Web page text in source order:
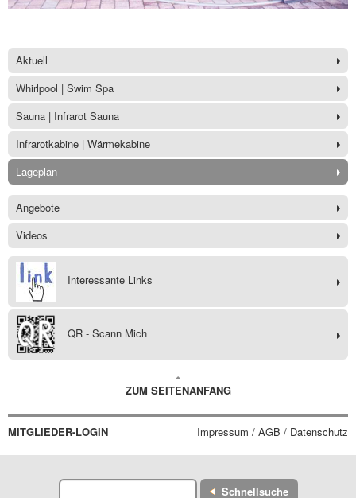
Aktuell
Whirlpool | Swim Spa
Sauna | Infrarot Sauna
Infrarotkabine | Wärmekabine
Lageplan
Angebote
Videos
Interessante Links
QR - Scann Mich
ZUM SEITENANFANG
MITGLIEDER-LOGIN Impressum / AGB / Datenschutz
Schnellsuche